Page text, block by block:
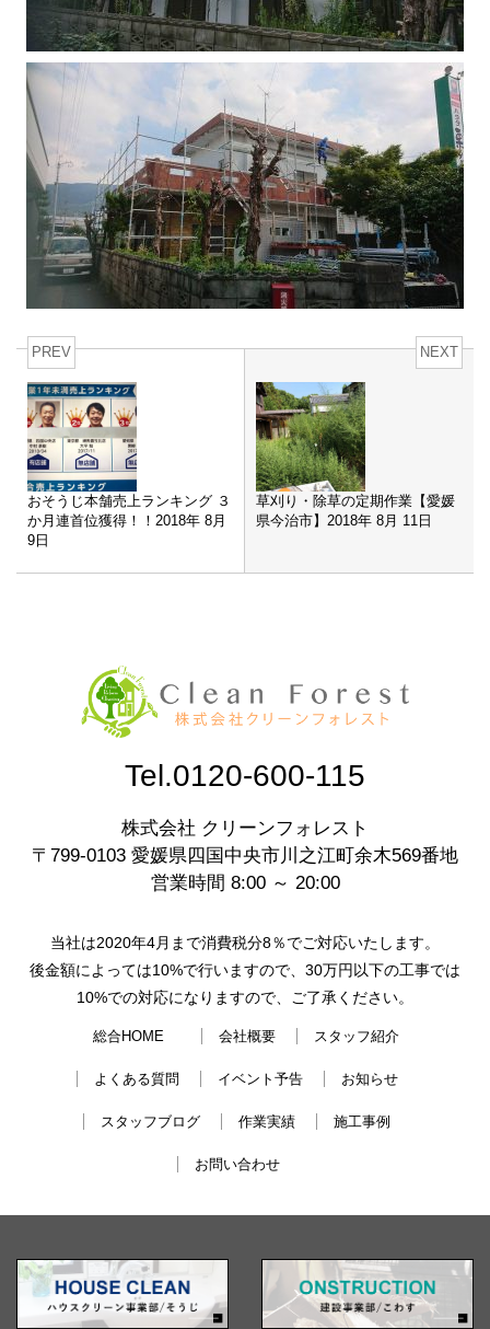
PREV
おそうじ本舗売上ランキング ３
か月連首位獲得！！2018年 8月
9日
NEXT
草刈り・除草の定期作業【愛媛
県今治市】2018年 8月 11日
Tel.0120-600-115
株式会社 クリーンフォレスト
〒799-0103 愛媛県四国中央市川之江町余木569番地
営業時間 8:00 ～ 20:00
当社は2020年4月まで消費税分8％でご対応いたします。
後金額によっては10%で行いますので、30万円以下の工事では
10%での対応になりますので、ご了承ください。
総合HOME 会社概要 スタッフ紹介
よくある質問 イベント予告 お知らせ
スタッフブログ 作業実績 施工事例
お問い合わせ